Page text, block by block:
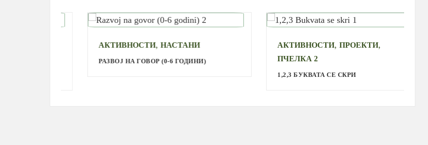
АКТИВНОСТИ,НАСТАНИ
РАЗВОЈ НА ГОВОР (0-6 ГОДИНИ)
АКТИВНОСТИ,ПРОЕКТИ,
ПЧЕЛКА 2
1,2,3 БУКВАТА СЕ СКРИ